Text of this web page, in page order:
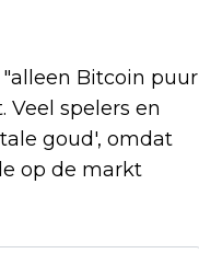
Bitcoin puur
spelers en
goud', omdat
op de markt